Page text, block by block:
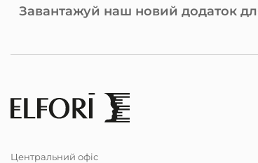
Завантажуй наш новий додаток
Центральний офіс